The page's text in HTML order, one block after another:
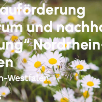
und
Westfalen